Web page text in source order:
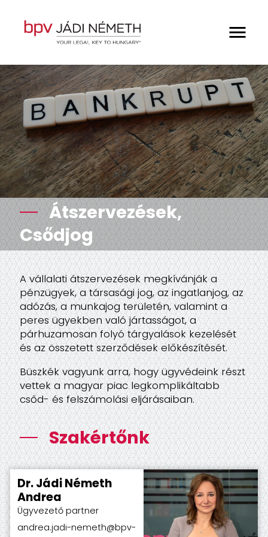
Elveink
Munkatársaink
Hírek és publikációk
Szakterületeink
bpv-Irodalánc
Videótár
Átszervezések,
Csődjog
A vállalati átszervezések megkívánják a
pénzügyek, a társasági jog, az ingatlanjog, az
adózás, a munkajog területén, valamint a
peres ügyekben való jártasságot, a
párhuzamosan folyó tárgyalások kezelését
és az összetett szerződések előkészítését.
Büszkék vagyunk arra, hogy ügyvédeink részt
vettek a magyar piac legkomplikáltabb
csőd- és felszámolási eljárásaiban.
Szakértőnk
Dr. Jádi Németh
Andrea
Ügyvezető partner
andrea.jadi-nemeth@bpv-